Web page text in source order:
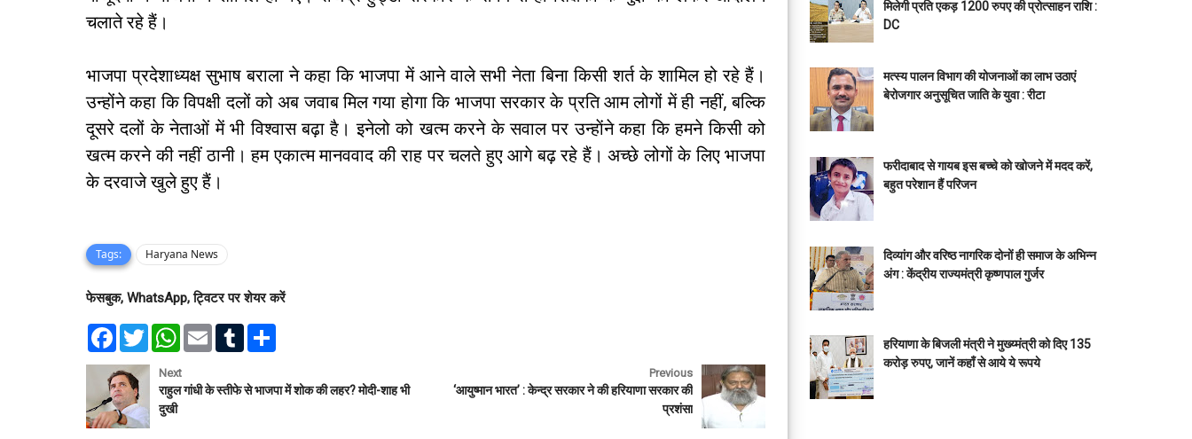
चलाते रहे हैं।
भाजपा प्रदेशाध्यक्ष सुभाष बराला ने कहा कि भाजपा में आने वाले सभी नेता बिना किसी शर्त के शामिल हो रहे हैं।
उन्होंने कहा कि विपक्षी दलों को अब जवाब मिल गया होगा कि भाजपा सरकार के प्रति आम लोगों में ही नहीं, बल्कि
दूसरे दलों के नेताओं में भी विश्वास बढ़ा है। इनेलो को खत्म करने के सवाल पर उन्हाेंने कहा कि हमने किसी को
खत्म करने की नहीं ठानी। हम एकात्म मानववाद की राह पर चलते हुए आगे बढ़ रहे हैं। अच्छे लोगों के लिए भाजपा
के दरवाजे खुले हुए हैं।
Tags: Haryana News
फेसबुक, WhatsApp, ट्विटर पर शेयर करें
F
e
b
o
o
k
T
w
r
W
t
s
E
l
T
l
e
Next
राहुल गांधी के स्तीफे से भाजपा में शोक की लहर? मोदी-शाह भी
दुखी
Previous
‘आयुष्मान भारत’ : केन्द्र सरकार ने की हरियाणा सरकार की
प्रशंसा
मिलेगी प्रति एकड़ 1200 रुपए की प्रोत्साहन राशि :
DC
मत्स्य पालन विभाग की योजनाओं का लाभ उठाएं
बेरोजगार अनुसूचित जाति के युवा : रीटा
फरीदाबाद से गायब इस बच्चे को खोजने में मदद करें,
बहुत परेशान हैं परिजन
दिव्यांग और वरिष्ठ नागरिक दोनों ही समाज के अभिन्न
अंग : केंद्रीय राज्यमंत्री कृष्णपाल गुर्जर
हरियाणा के बिजली मंत्री ने मुख्य्मंत्री को दिए 135
करोड़ रुपए, जानें कहाँ से आये ये रूपये